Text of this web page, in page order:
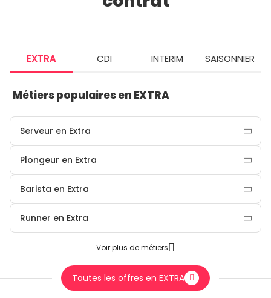
EXTRA CDI INTERIM SAISONNIER
Métiers populaires en EXTRA
Serveur en Extra
Plongeur en Extra
Barista en Extra
Runner en Extra
Voir plus de métiers
Toutes les offres en EXTRA